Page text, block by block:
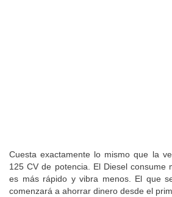
Cuesta exactamente lo mismo que la
125 CV de potencia. El Diesel consume
es más rápido y vibra menos. El que
comenzará a ahorrar dinero desde el